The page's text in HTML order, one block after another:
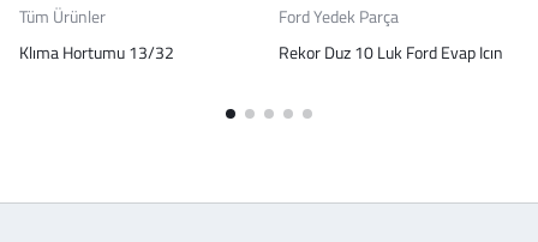
Tüm Ürünler
Klıma Hortumu 13/32
Ford Yedek Parça
Rekor Duz 10 Luk Ford Evap Icın